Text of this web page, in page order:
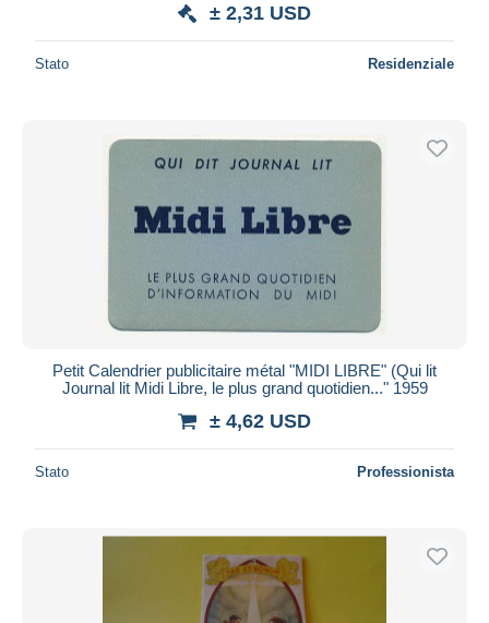
± 2,31 USD
Stato Residenziale
Petit Calendrier publicitaire métal "MIDI LIBRE" (Qui lit
Journal lit Midi Libre, le plus grand quotidien..." 1959
± 4,62 USD
Stato Professionista